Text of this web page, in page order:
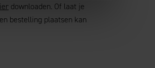
downloaden. Of laat je
bestelling plaatsen kan